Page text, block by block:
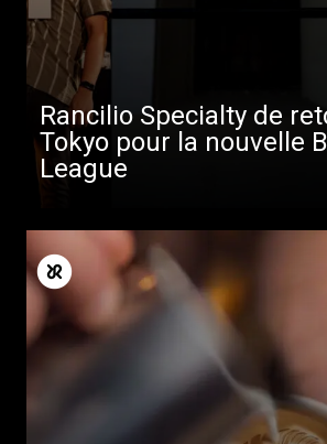
Rancilio Specialty de
Tokyo pour la nouvelle
League